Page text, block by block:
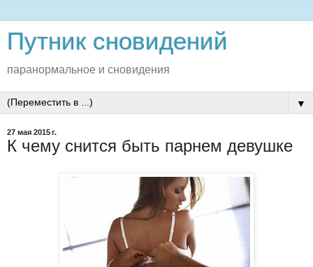
Путник сновидений
паранормальное и сновидения
▼
27 мая 2015 г.
К чему снится быть парнем девушке